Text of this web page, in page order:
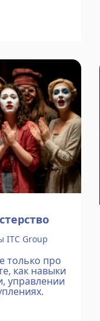
ITC Group
только про
как навыки
управлении
для